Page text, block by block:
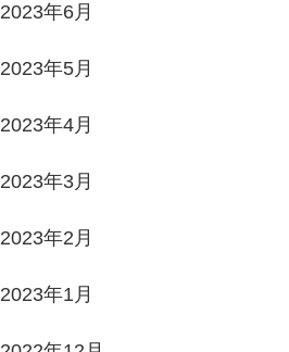
2023年6月
2023年5月
2023年4月
2023年3月
2023年2月
2023年1月